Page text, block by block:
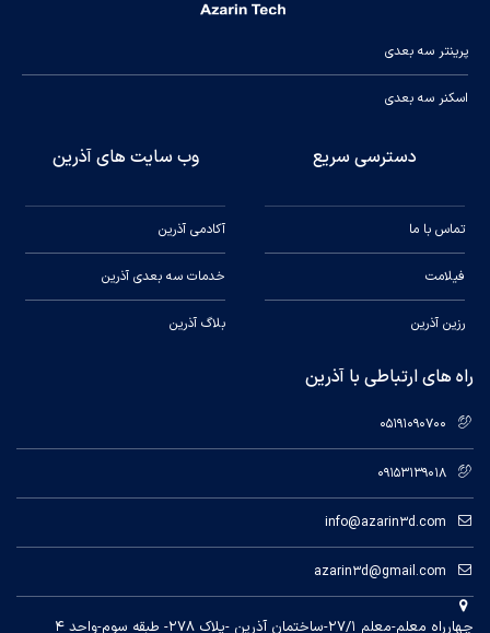
پرینتر سه بعدی
اسکنر سه بعدی
دسترسی سریع
تماس با ما
فیلامت
رزین آذرین
وب سایت های آذرین
آکادمی آذرین
خدمات سه بعدی آذرین
بلاگ آذرین
راه های ارتباطی با آذرین
05191090700
09153139018
info@azarin3d.com
azarin3d@gmail.com
چهارراه معلم-معلم ۲۷/۱-ساختمان آذرین -پلاک ۲۷۸- طبقه سوم-واحد ۴